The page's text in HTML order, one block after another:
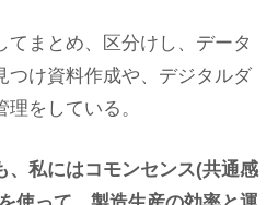
てまとめ、区分けし、データ
つけ資料作成や、デジタルダ
をしている。
、私にはコモンセンス(共通感